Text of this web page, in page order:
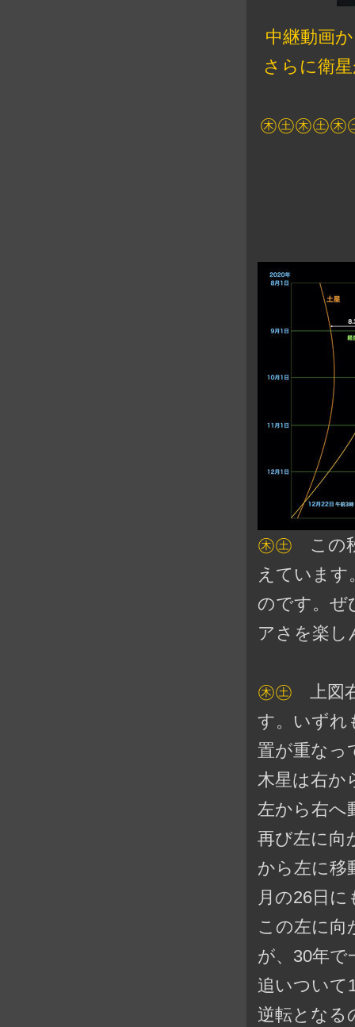
中継動画
さらに衛
㊍㊏㊍㊏㊍
㊍㊏ この
えていま
のです。ぜ
アさを楽し
㊍㊏ 上図
す。いずれ
置が重なっ
木星は右か
左から右へ
再び左に向
から左に移
月の26日
この左に向
が、30年で
追いついて
逆転となる